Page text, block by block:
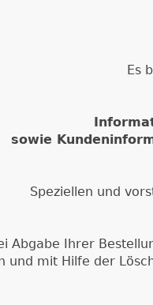
Es
sowie
Speziellen und
Abgabe Ihrer
und mit Hilfe der